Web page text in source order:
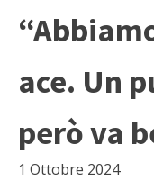
ace. Un
però va
1 Ottobre 2024